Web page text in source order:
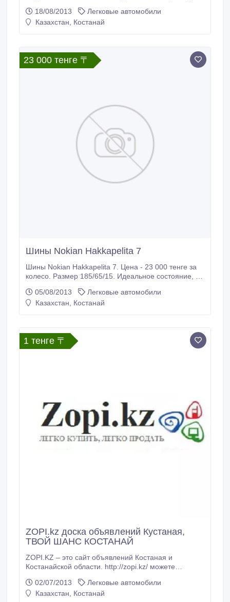
Топливо: Бензин Цвет: Серый Интерьер: Не
выбрано Мили: 27608.
18/08/2013
Легковые автомобили
Казахстан, Костанай
23 000 тенге 〒
Шины Nokian Hakkapelita 7
Шины Nokian Hakkapelita 7. Цена - 23 000 тенге за
колесо. Размер 185/65/15. Идеальное состояние, на
Индикатор протектора 8 - максимальный. Устойчивы
на гололеде, отличны в эксплуатации. Продаю в
05/08/2013
Легковые автомобили
Казахстан, Костанай
1 тенге 〒
ZOPI.kz доска объявлений Кустаная,
ТВОЙ ШАНС КОСТАНАЙ
ZOPI.KZ – это сайт объявлений Костаная и
Костанайской области. http://zopi.kz/ можете
Костанае и открыть свой Интеретт МАГАЗИН
бесплатно. Новая торговая площадка Костаная. вам
02/07/2013
Легковые автомобили
Казахстан, Костанай